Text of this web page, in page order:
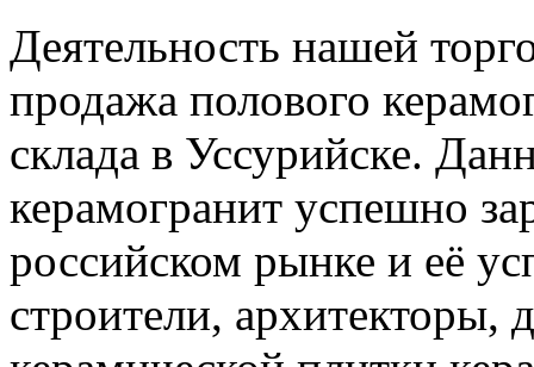
Деятельность нашей
продажа полового
склада в Уссурийске.
керамогранит успешно
российском рынке и её
строители, архитекторы,